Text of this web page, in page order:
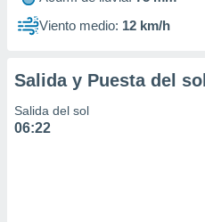
Viento medio: 12 km/h
Salida y Puesta del sol
Salida del sol
06:22